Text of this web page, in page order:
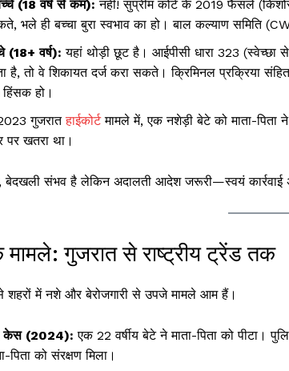
(18 वर्ष से कम): नहीं! सुप्रीम कोर्ट के 2019 फैसले
भले ही बच्चा बुरा स्वभाव का हो। बाल कल्याण समिति
(18+ वर्ष): यहां थोड़ी छूट है। आईपीसी धारा 323 (स्वेच्छा
है, तो वे शिकायत दर्ज करा सकते। क्रिमिनल प्रक्रिया
हो।
गुजरातहाईकोर्टमामले में, एक नशेड़ी बेटे को माता-पिता
पर खतरा था।
संभव है लेकिन अदालती आदेश जरूरी—स्वयं कार्रवाई
मामले: गुजरात से राष्ट्रीय ट्रेंड तक
शहरों में नशे और बेरोजगारी से उपजे मामले आम हैं।
केस (2024): एक 22 वर्षीय बेटे ने माता-पिता को पीटा।
पिता को संरक्षण मिला।